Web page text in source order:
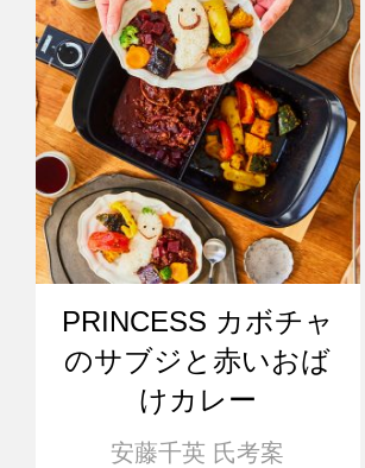
PRINCESS カボチャ
のサブジと赤いおば
けカレー
安藤千英 氏考案